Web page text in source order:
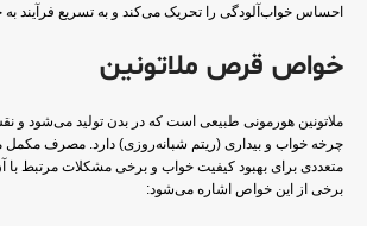
احساس خواب‌آلودگی را تحریک می‌کند و به تسریع فرآیند
خواص قرص ملاتونین
ملاتونین هورمونی طبیعی است که در بدن تولید می‌شود و
چرخه خواب و بیداری (ریتم شبانه‌روزی) دارد. مصرف مکمل
متعددی برای بهبود کیفیت خواب و برخی مشکلات مرتبط با
برخی از این خواص اشاره می‌شود: